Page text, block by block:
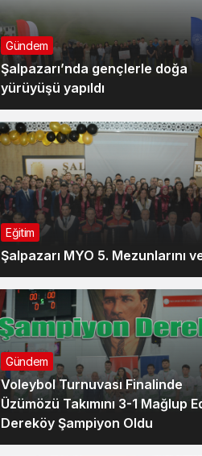
Gündem
Şalpazarı’nda gençlerle doğa
yürüyüşü yapıldı
Eğitim
Şalpazarı MYO 5. Mezunlarını
Gündem
Voleybol Turnuvası Finalinde
Üzümözü Takımını 3-1 Mağlup
Dereköy Şampiyon Oldu